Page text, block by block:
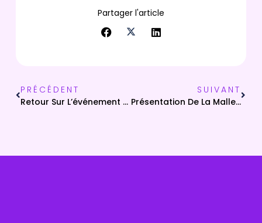
Partager l'article
PRÉCÉDENT
Retour Sur L’événement NEC Numérique En Commun(s) À Chambéry
SUIVANT
Présentation De La Mallette Cyber : Un Outil Pour Renforcer La Cybersécurité En Corse